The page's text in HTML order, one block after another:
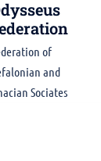
of
and
Sociates